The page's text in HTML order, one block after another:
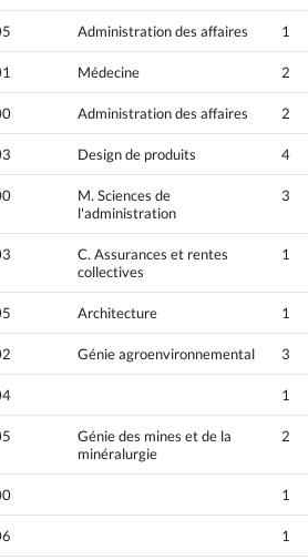
Administration des affaires 1
Médecine 2
Administration des affaires 2
Design de produits 4
M. Sciences de
l'administration
3
C. Assurances et rentes
collectives
1
Architecture 1
Génie agroenvironnemental 3
1
Génie des mines et de la
minéralurgie
2
1
1